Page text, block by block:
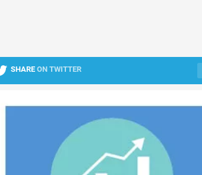
SHARE ON TWITTER